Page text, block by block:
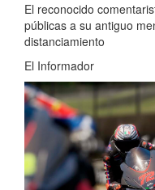
El reconocido
públicas a su antiguo
distanciamiento
El Informador